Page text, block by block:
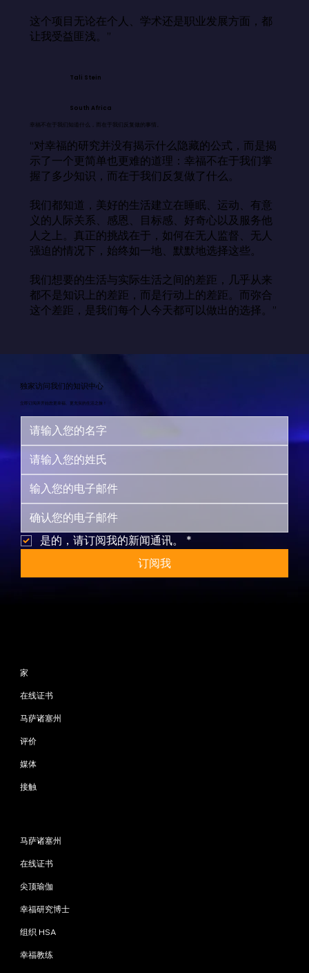
这个项目无论在个人、学术还是职业发展方面，都
让我受益匪浅。”
Tali Stein
South Africa
幸福不在于我们知道什么，而在于我们反复做的事情。
“对幸福的研究并没有揭示什么隐藏的公式，而是揭
示了一个更简单也更难的道理：幸福不在于我们掌
握了多少知识，而在于我们反复做了什么。
我们都知道，美好的生活建立在睡眠、运动、有意
义的人际关系、感恩、目标感、好奇心以及服务他
人之上。真正的挑战在于，如何在无人监督、无人
强迫的情况下，始终如一地、默默地选择这些。
我们想要的生活与实际生活之间的差距，几乎从来
都不是知识上的差距，而是行动上的差距。而弥合
这个差距，是我们每个人今天都可以做出的选择。”
独家访问我们的知识中心
立即订阅并开始您更幸福、更充实的生活之旅！
是的，请订阅我的新闻通讯。
*
订阅我
家
在线证书
马萨诸塞州
评价
媒体
接触
马萨诸塞州
在线证书
尖顶瑜伽
幸福研究博士
组织 HSA
幸福教练